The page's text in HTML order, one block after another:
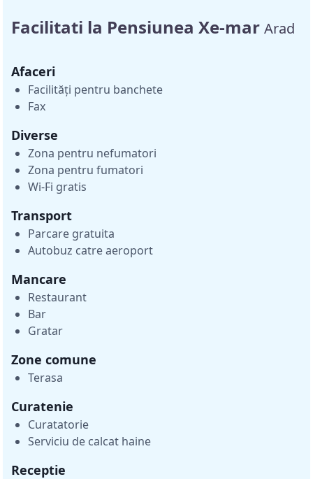
Facilitati la Pensiunea Xe-mar Arad
Afaceri
Facilități pentru banchete
Fax
Diverse
Zona pentru nefumatori
Zona pentru fumatori
Wi-Fi gratis
Transport
Parcare gratuita
Autobuz catre aeroport
Mancare
Restaurant
Bar
Gratar
Zone comune
Terasa
Curatenie
Curatatorie
Serviciu de calcat haine
Receptie